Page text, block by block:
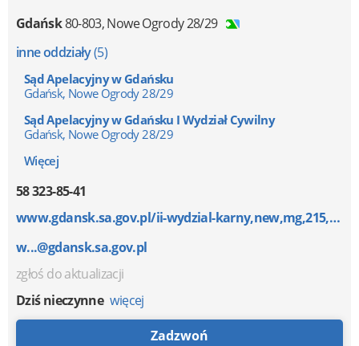
Gdańsk80-803,Nowe Ogrody 28/29
inne oddziały(5)
Sąd Apelacyjny w Gdańsku
Gdańsk, Nowe Ogrody 28/29
Sąd Apelacyjny w Gdańsku I Wydział Cywilny
Gdańsk, Nowe Ogrody 28/29
Więcej
58 323-85-41
www.gdansk.sa.gov.pl/ii-wydzial-karny,new,mg,215,219...
w...@gdansk.sa.gov.pl
zgłoś do aktualizacji
Dziś nieczynne więcej
Zadzwoń